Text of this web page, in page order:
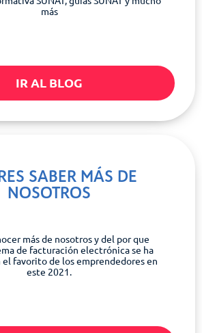
más
IR AL BLOG
SABER MÁS DE
NOSOTROS
más de nosotros y del por que
de facturación electrónica se ha
favorito de los emprendedores en
este 2021.